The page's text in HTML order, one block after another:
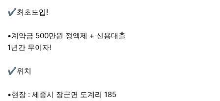
✔️최초도입!
•계약금 500만원 정액제 + 신용대출
1년간 무이자!
✔️위치
•현장 : 세종시 장군면 도계리 185